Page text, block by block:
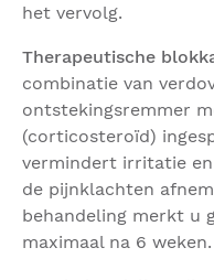
het vervolg.
Therapeutische
combinatie van
ontstekingsremmer
(corticosteroïd)
vermindert irritatie
de pijnklachten
behandeling merkt u
maximaal na 6 weken.